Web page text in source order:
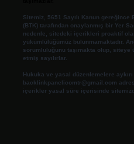
Sitemiz, 5651 Sayılı Kanun
(BTK) tarafından onaylanmış bir Yer
nedenle, sitedeki içerikleri proaktif
yükümlülüğümüz bulunmamaktadır.
sorumluluğunu taşımakta olup, siteye
etmiş sayılırlar.
Hukuka ve yasal düzenlemelere
backlinkpanelicomtr@gmail.com
içerikler yasal süre içerisinde